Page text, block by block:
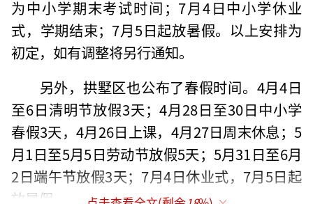
为中小学期末考试时间；7月4日中小学休业
式，学期结束；7月5日起放暑假。以上安排为
初定，如有调整将另行通知。
另外，拱墅区也公布了春假时间。4月4日
至6日清明节放假3天；4月28日至30日中小学
春假3天，4月26日上课，4月27日周末休息；5
月1日至5月5日劳动节放假5天；5月31日至6月
2日端午节放假3天；7月4日休业式，7月5日起
放暑假。